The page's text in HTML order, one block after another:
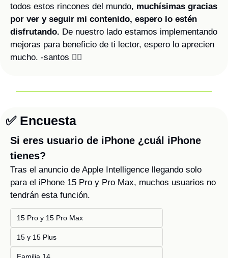
todos estos rincones del mundo, muchísimas gracias
por ver y seguir mi contenido, espero lo estén
disfrutando. De nuestro lado estamos implementando
mejoras para beneficio de ti lector, espero lo aprecien
mucho. -santos ✌🏻
✅ Encuesta
Si eres usuario de iPhone ¿cuál iPhone
tienes?
Tras el anuncio de Apple Intelligence llegando solo
para el iPhone 15 Pro y Pro Max, muchos usuarios no
tendrán esta función.
15 Pro y 15 Pro Max
15 y 15 Plus